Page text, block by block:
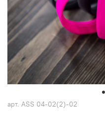
арт. ASS 04-02(2)-02